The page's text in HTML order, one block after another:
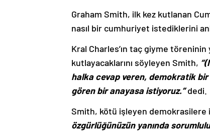
Graham Smith, ilk kez kutlanan
nasıl bir cumhuriyet istediklerini
Kral Charles’ın taç giyme töreninin
kutlayacaklarını söyleyen Smith,
halka cevap veren, demokratik
gören bir anayasa istiyoruz.”dedi.
Smith, kötü işleyen demokrasilere
özgürlüğünüzün yanında